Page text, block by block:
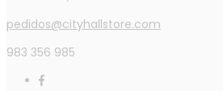
pedidos@cityhallstore.com
983 356 985